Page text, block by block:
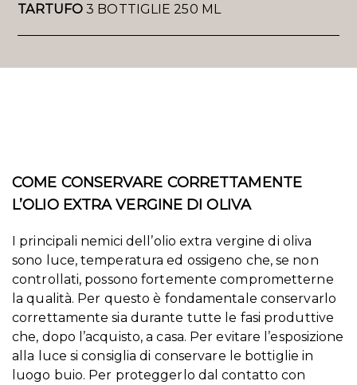
TARTUFO 3 BOTTIGLIE 250 ML
COME CONSERVARE CORRETTAMENTE
L’OLIO EXTRA VERGINE DI OLIVA
I principali nemici dell’olio extra vergine di oliva
sono luce, temperatura ed ossigeno che, se non
controllati, possono fortemente comprometterne
la qualità. Per questo è fondamentale conservarlo
correttamente sia durante tutte le fasi produttive
che, dopo l’acquisto, a casa. Per evitare l’esposizione
alla luce si consiglia di conservare le bottiglie in
luogo buio. Per proteggerlo dal contatto con